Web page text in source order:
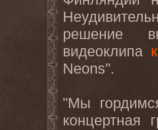
решение
видеоклипа
Neons".
"Мы
концертная